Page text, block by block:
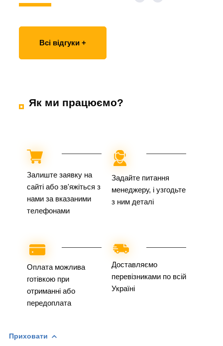
Всі відгуки +
Як ми працюємо?
Залиште заявку на
сайті або зв'яжіться з
нами за вказаними
телефонами
Задайте питання
менеджеру, і узгодьте
з ним деталі
Оплата можлива
готівкою при
отриманні або
передоплата
Доставляємо
перевізниками по всій
Україні
Приховати